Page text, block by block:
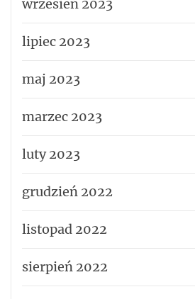
wrzesień 2023
lipiec 2023
maj 2023
marzec 2023
luty 2023
grudzień 2022
listopad 2022
sierpień 2022